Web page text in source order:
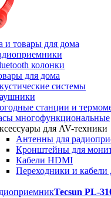
и товары для дома
колонки
для дома
системы
станции и
многофункциональные
для AV-техники
Антенны для
Кронштейны для
Кабели HDMI
Переходники и кабели
Tecsun PL-